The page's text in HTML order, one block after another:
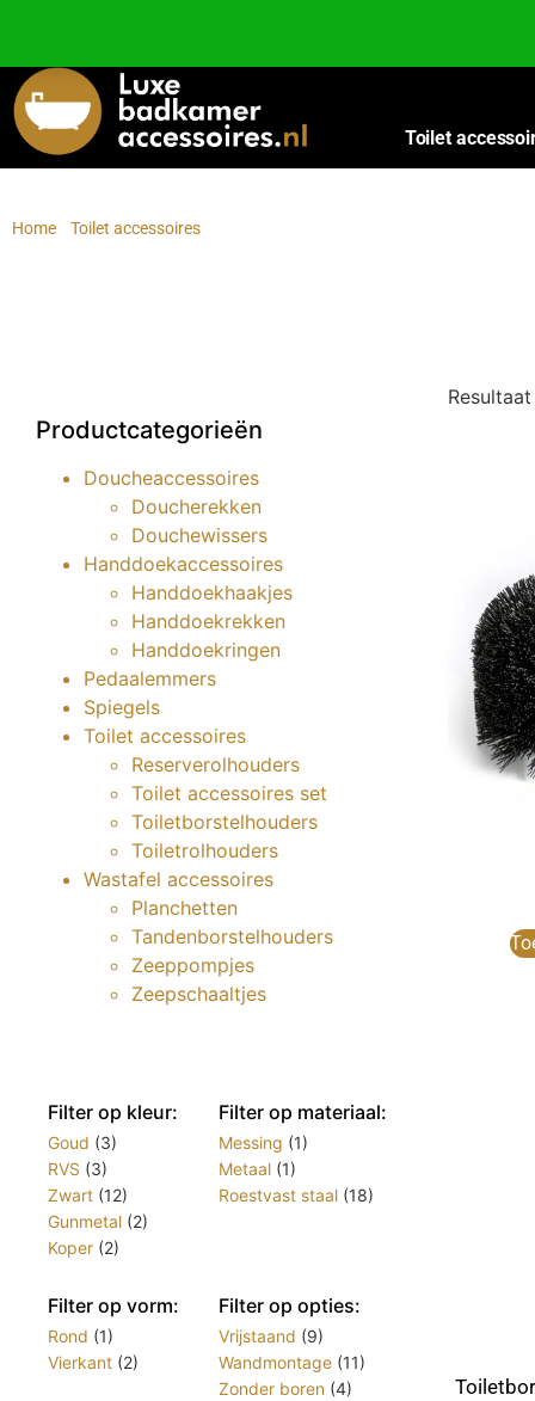
Toilet
Home Toilet accessoires
Productcategorieën
Doucheaccessoires
Doucherekken
Douchewissers
Handdoekaccessoires
Handdoekhaakjes
Handdoekrekken
Handdoekringen
Pedaalemmers
Spiegels
Toilet accessoires
Reserverolhouders
Toilet accessoires set
Toiletborstelhouders
Toiletrolhouders
Wastafel accessoires
Planchetten
Tandenborstelhouders
Zeeppompjes
Zeepschaaltjes
Filter op kleur:
Goud (3)
RVS (3)
Zwart (12)
Gunmetal (2)
Koper (2)
Filter op materiaal:
Messing (1)
Metaal (1)
Roestvast staal (18)
Filter op vorm:
Rond (1)
Vierkant (2)
Filter op opties:
Vrijstaand (9)
Wandmontage (11)
Zonder boren (4)